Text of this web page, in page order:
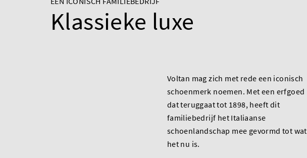
Klassieke luxe
Voltan mag zich met rede een iconisch
schoenmerk noemen. Met een erfgoed
dat teruggaat tot 1898, heeft dit
familiebedrijf het Italiaanse
schoenlandschap mee gevormd tot wat
het nu is.